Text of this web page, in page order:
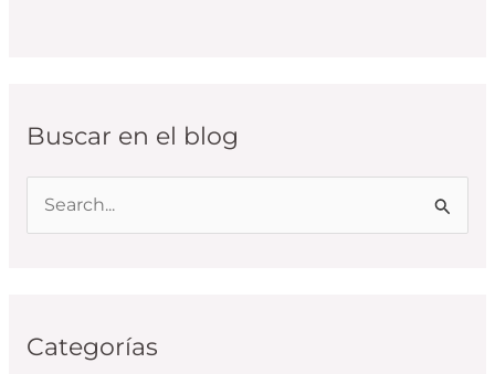
Buscar en el blog
a
Categorías